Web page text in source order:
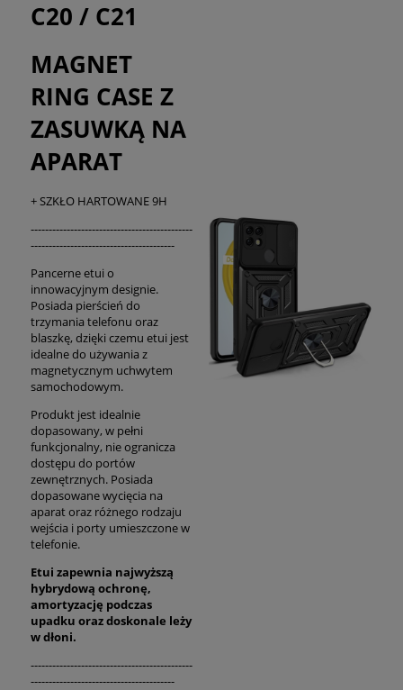
C20 / C21
MAGNET
RING CASE Z
ZASUWKĄ NA
APARAT
+ SZKŁO HARTOWANE 9H
---------------------------------------------
----------------------------------------
Pancerne etui o
innowacyjnym designie.
Posiada pierścień do
trzymania telefonu oraz
blaszkę, dzięki czemu etui jest
idealne do używania z
magnetycznym uchwytem
samochodowym.
Produkt jest idealnie
dopasowany, w pełni
funkcjonalny, nie ogranicza
dostępu do portów
zewnętrznych. Posiada
dopasowane wycięcia na
aparat oraz różnego rodzaju
wejścia i porty umieszczone w
telefonie.
Etui zapewnia najwyższą
hybrydową ochronę,
amortyzację podczas
upadku orazdoskonale leży
w dłoni.
---------------------------------------------
----------------------------------------